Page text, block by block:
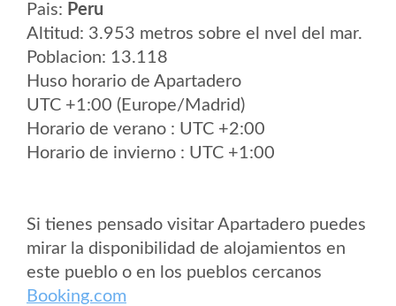
Pais: Peru
Altitud: 3.953 metros sobre el nvel del mar.
Poblacion: 13.118
Huso horario de Apartadero
UTC +1:00 (Europe/Madrid)
Horario de verano : UTC +2:00
Horario de invierno : UTC +1:00
Si tienes pensado visitar Apartadero puedes
mirar la disponibilidad de alojamientos en
este pueblo o en los pueblos cercanos
Booking.com